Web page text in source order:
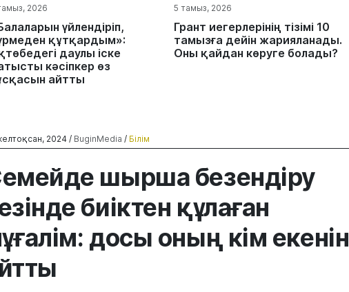
2026
үйлендіріп,
құтқардым»:
даулы іске
кәсіпкер өз
айтты
5 тамыз, 2026
Грант иегерлерінің тізімі 10
тамызға дейін жарияланады.
Оны қайдан көруге болады?
2024 / BuginMedia / Білім
шырша безендіру
биіктен құлаған
досы оның кім екенін